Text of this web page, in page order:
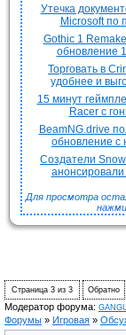
Утечка
Microsoft по
Gothic 1
обновление
Торговать в
удобнее и
15 минут
Racer с
BeamNG.drive
обновление с
Создатели
анонсировали
Для просмотра
Страница 3 из 3 Обратно
Модератор форума:
Форумы » Игровая »